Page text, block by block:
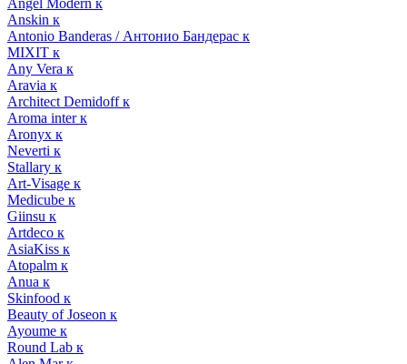
Angel Modern к
Anskin к
Antonio Banderas / Антонио Бандерас к
MIXIT к
Any Vera к
Aravia к
Architect Demidoff к
Aroma inter к
Aronyx к
Neverti к
Stallary к
Art-Visage к
Medicube к
Giinsu к
Artdeco к
AsiaKiss к
Atopalm к
Anua к
Skinfood к
Beauty of Joseon к
Ayoume к
Round Lab к